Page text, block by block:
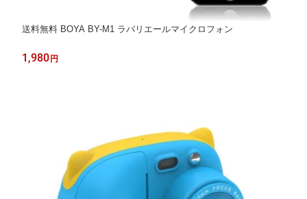
送料無料 BOYA BY-M1 ラバリエールマイクロフォン
1,980円